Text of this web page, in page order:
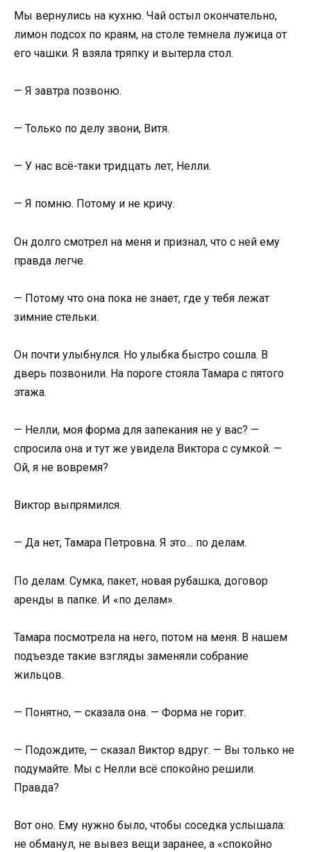
Мы вернулись на кухню. Чай остыл окончательно,
лимон подсох по краям, на столе темнела лужица от
его чашки. Я взяла тряпку и вытерла стол.
— Я завтра позвоню.
— Только по делу звони, Витя.
— У нас всё-таки тридцать лет, Нелли.
— Я помню. Потому и не кричу.
Он долго смотрел на меня и признал, что с ней ему
правда легче.
— Потому что она пока не знает, где у тебя лежат
зимние стельки.
Он почти улыбнулся. Но улыбка быстро сошла. В
дверь позвонили. На пороге стояла Тамара с пятого
этажа.
— Нелли, моя форма для запекания не у вас? —
спросила она и тут же увидела Виктора с сумкой. —
Ой, я не вовремя?
Виктор выпрямился.
— Да нет, Тамара Петровна. Я это… по делам.
По делам. Сумка, пакет, новая рубашка, договор
аренды в папке. И «по делам».
Тамара посмотрела на него, потом на меня. В нашем
подъезде такие взгляды заменяли собрание
жильцов.
— Понятно, — сказала она. — Форма не горит.
— Подождите, — сказал Виктор вдруг. — Вы только не
подумайте. Мы с Нелли всё спокойно решили.
Правда?
Вот оно. Ему нужно было, чтобы соседка услышала:
не обманул, не вывез вещи заранее, а «спокойно